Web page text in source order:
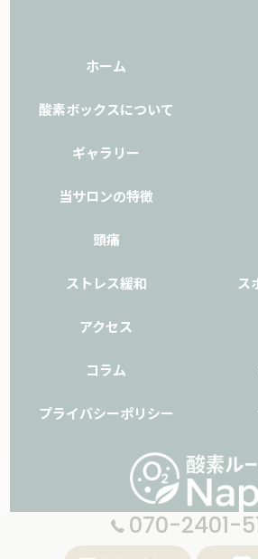
070-2401-
ホーム
酸素ボックスについて
ギャラリー
当サロンの特徴
頭痛
ストレス緩和 ス
アクセス
コラム
プライバシーポリシー